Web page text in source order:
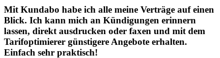
Mit Kundabo habe ich alle meine Verträge auf einen
Blick. Ich kann mich an Kündigungen erinnern
lassen, direkt ausdrucken oder faxen und mit dem
Tarifoptimierer günstigere Angebote erhalten.
Einfach sehr praktisch!